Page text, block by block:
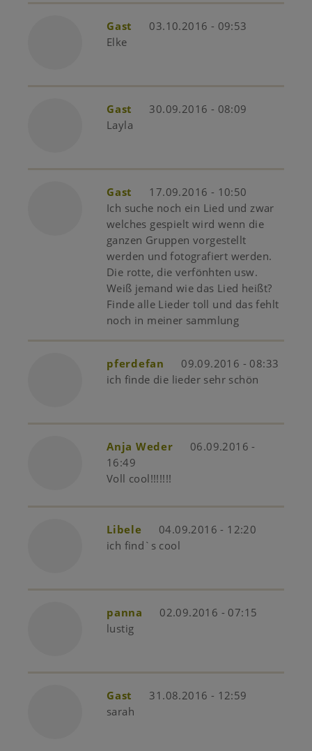
Gast
03.10.2016 - 09:53
Elke
Gast
30.09.2016 - 08:09
Layla
Gast
17.09.2016 - 10:50
Ich suche noch ein Lied und zwar
welches gespielt wird wenn die
ganzen Gruppen vorgestellt
werden und fotografiert werden.
Die rotte, die verfönhten usw.
Weiß jemand wie das Lied heißt?
Finde alle Lieder toll und das fehlt
noch in meiner sammlung
pferdefan
09.09.2016 - 08:33
ich finde die lieder sehr schön
Anja Weder
06.09.2016 -
16:49
Voll cool!!!!!!!
Libele
04.09.2016 - 12:20
ich find`s cool
panna
02.09.2016 - 07:15
lustig
Gast
31.08.2016 - 12:59
sarah